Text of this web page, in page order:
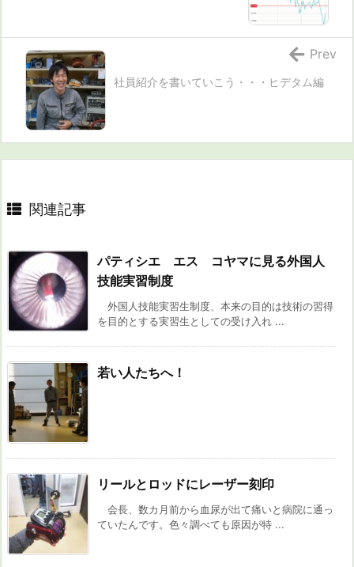
社員紹介を書いていこう・・・ヒデタム編
Prev
関連記事
パティシエ エス コヤマに見る外国人
技能実習制度
外国人技能実習生制度、本来の目的は技術の習得
を目的とする実習生としての受け入れ ...
若い人たちへ！
リールとロッドにレーザー刻印
会長、数カ月前から血尿が出て痛いと病院に通っ
ていたんです。色々調べても原因が特 ...